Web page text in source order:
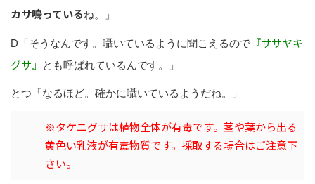
カサ鳴っているね。」
D「そうなんです。囁いているように聞こえるので 『ササヤキ
グサ』
とも呼ばれているんです。」
とつ「なるほど。確かに囁いているようだね。」
※タケニグサは植物全体が有毒です。茎や葉から出る
黄色い乳液が有毒物質です。採取する場合はご注意下
さい。